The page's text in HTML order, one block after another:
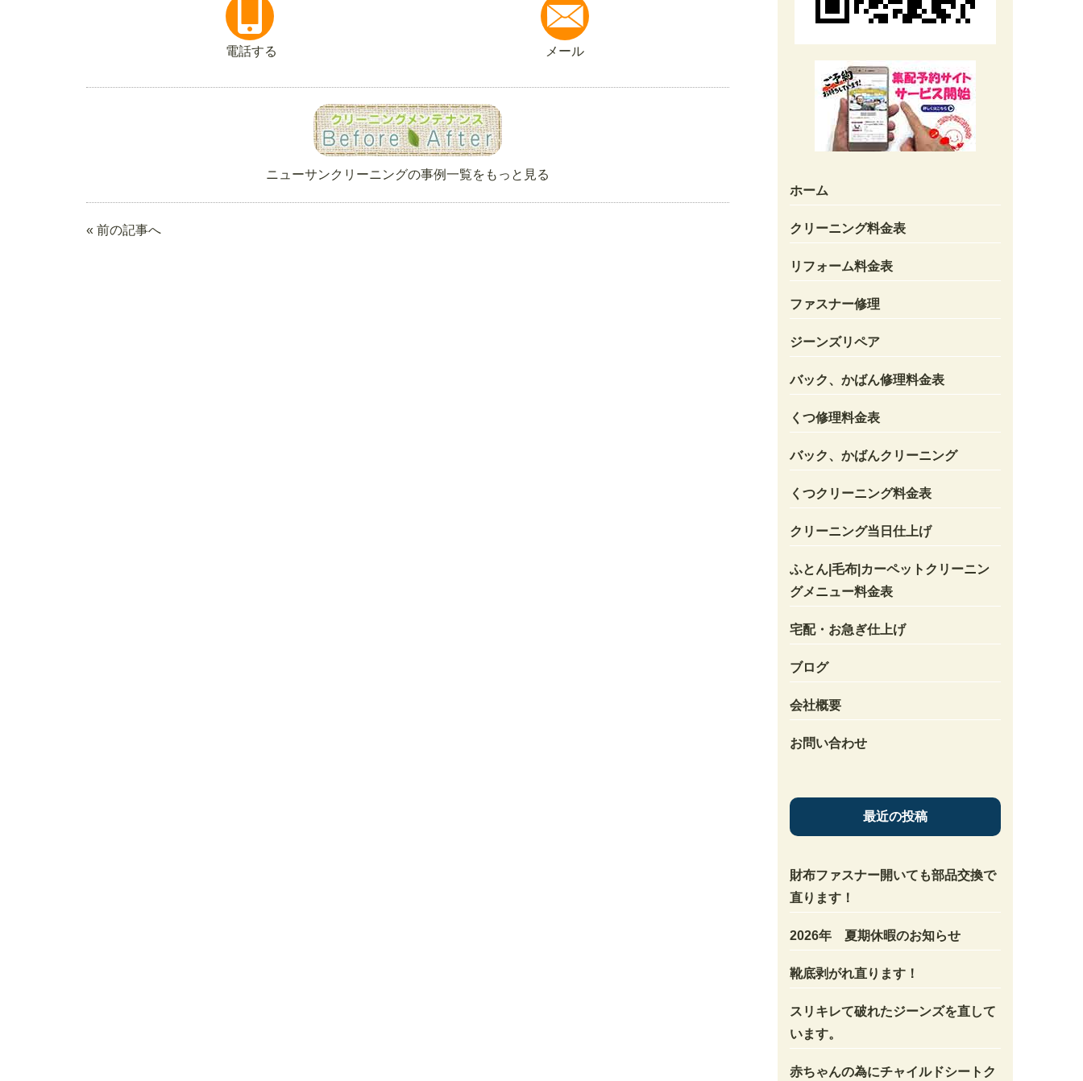
ホーム
クリーニング料金表
リフォーム料金表
ファスナー修理
ジーンズリペア
バック、かばん修理料金表
くつ修理料金表
バック、かばんクリーニング
くつクリーニング料金表
クリーニング当日仕上げ
ふとん|毛布|カーペットクリーニン
グメニュー料金表
宅配・お急ぎ仕上げ
ブログ
会社概要
お問い合わせ
最近の投稿
財布ファスナー開いても部品交換で
直ります！
2026年 夏期休暇のお知らせ
靴底剥がれ直ります！
スリキレて破れたジーンズを直して
います。
赤ちゃんの為にチャイルドシートク
電話する メール
ニューサンクリーニングの事例一覧をもっと見る
« 前の記事へ